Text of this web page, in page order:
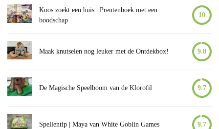
Koos zoekt een huis | Prentenboek met een
boodschap
10
Maak knutselen nog leuker met de Ontdekbox! 9.8
De Magische Speelboom van de Klorofil 9.7
Spellentip | Maya van White Goblin Games 9.7